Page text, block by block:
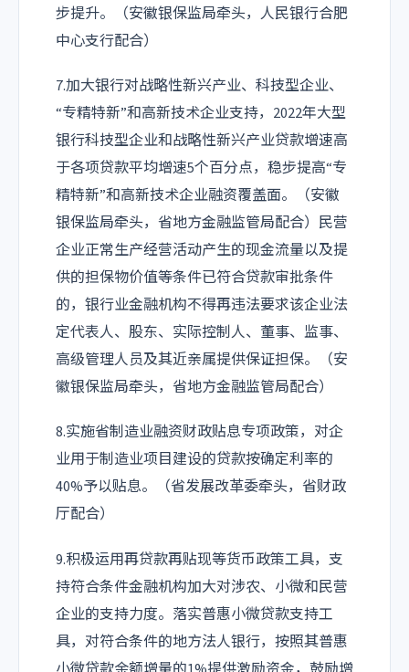
步提升。（安徽银保监局牵头，人民银行合肥
中心支行配合）
7.加大银行对战略性新兴产业、科技型企业、
“专精特新”和高新技术企业支持，2022年大型
银行科技型企业和战略性新兴产业贷款增速高
于各项贷款平均增速5个百分点，稳步提高“专
精特新”和高新技术企业融资覆盖面。（安徽
银保监局牵头，省地方金融监管局配合）民营
企业正常生产经营活动产生的现金流量以及提
供的担保物价值等条件已符合贷款审批条件
的，银行业金融机构不得再违法要求该企业法
定代表人、股东、实际控制人、董事、监事、
高级管理人员及其近亲属提供保证担保。（安
徽银保监局牵头，省地方金融监管局配合）
8.实施省制造业融资财政贴息专项政策，对企
业用于制造业项目建设的贷款按确定利率的
40%予以贴息。（省发展改革委牵头，省财政
厅配合）
9.积极运用再贷款再贴现等货币政策工具，支
持符合条件金融机构加大对涉农、小微和民营
企业的支持力度。落实普惠小微贷款支持工
具，对符合条件的地方法人银行，按照其普惠